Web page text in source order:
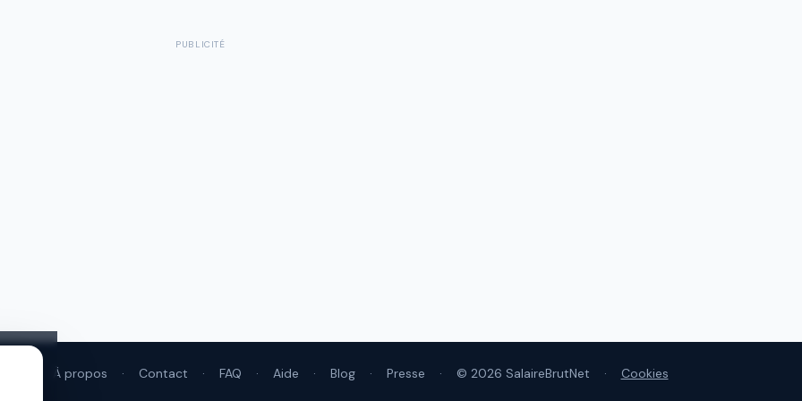
PUBLICITÉ
À propos · Contact · FAQ · Aide · Blog · Presse · © 2026 SalaireBrutNet · Cookies